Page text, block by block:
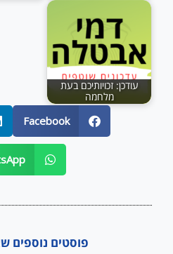
עודכן: זכויותיכם בעת
מלחמה
Facebook
פוסטים נוספים